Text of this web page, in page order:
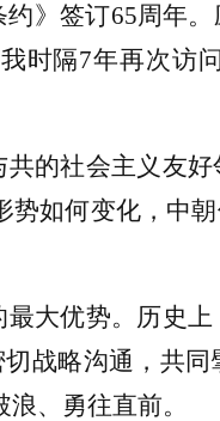
》签订65周年
时隔7年再次访
的社会主义友
势如何变化，中
大优势。历史
战略沟通，共
、勇往直前。